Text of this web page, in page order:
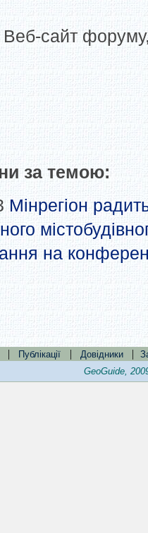
Веб-сайт
за темою:
Мінрегіон
на
| Публікації | Довідники |
GeoGuide,